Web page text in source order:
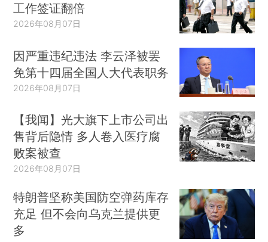
工作签证翻倍
2026年08月07日
因严重违纪违法 李云泽被罢
免第十四届全国人大代表职务
2026年08月07日
【我闻】光大旗下上市公司出
售背后隐情 多人卷入医疗腐
败案被查
2026年08月07日
特朗普坚称美国防空弹药库存
充足 但不会向乌克兰提供更
多